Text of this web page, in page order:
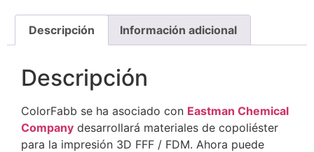
Descripción Información adicional
Descripción
ColorFabb se ha asociado con Eastman Chemical
Company desarrollará materiales de copoliéster
para la impresión 3D FFF / FDM. Ahora puede